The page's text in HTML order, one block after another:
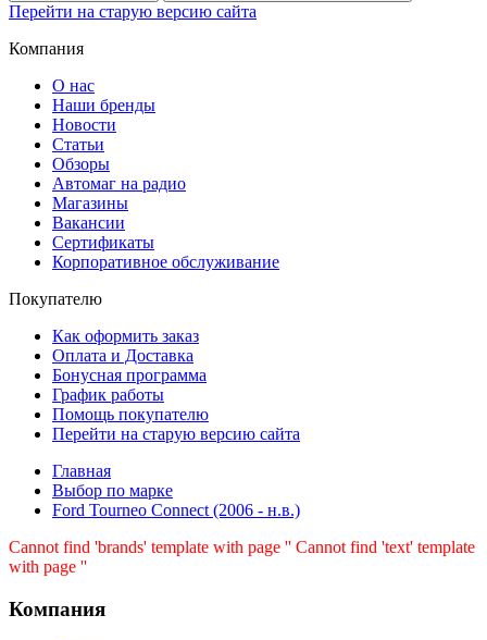
Перейти на старую версию сайта
Компания
О нас
Наши бренды
Новости
Статьи
Обзоры
Автомаг на радио
Магазины
Вакансии
Сертификаты
Корпоративное обслуживание
Покупателю
Как оформить заказ
Оплата и Доставка
Бонусная программа
График работы
Помощь покупателю
Перейти на старую версию сайта
Главная
Выбор по марке
Ford Tourneo Connect (2006 - н.в.)
Cannot find 'brands' template with page '' Cannot find 'text' template
with page ''
Компания